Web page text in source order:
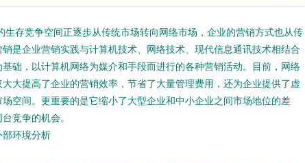
非法出版活动的概念、特征
中国科技论文医学统计源期刊（...
国家级医学期刊目录
SCI和SCI-E的区别？
《中文核心期刊要目总览》200...
海南教师评职称不再要求发论文？
生存竞争空间正逐步从传统市场转向网络市场，企业的营销方式也从传
是企业营销实践与计算机技术、网络技术、现代信息通讯技术相结合
础，以计算机网络为媒介和手段而进行的各种营销活动。目前，网络
大提高了企业的营销效率，节省了大量管理费用，还为企业提供了虚
空间。更重要的是它缩小了大型企业和中小企业之间市场地位的差
竞争的机会。
环境分析